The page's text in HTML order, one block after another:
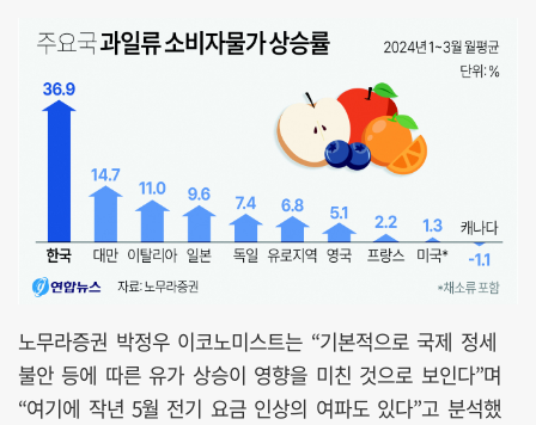
노무라증권 박정우 이코노미스트는 “기본적으로 국제 정세
불안 등에 따른 유가 상승이 영향을 미친 것으로 보인다”며
“여기에 작년 5월 전기 요금 인상의 여파도 있다”고 분석했